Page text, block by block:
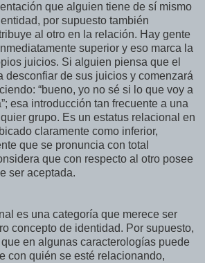
que alguien tiene de sí mismo
por supuesto también
al otro en la relación. Hay gente
superior y eso marca la
juicios. Si alguien piensa que el
desconfiar de sus juicios y comenzará
“bueno, yo no sé si lo que voy a
esa introducción tan frecuente a una
grupo. Es un estatus relacional en
claramente como inferior,
que se pronuncia con total
que con respecto al otro posee
ser aceptada.
es una categoría que merece ser
concepto de identidad. Por supuesto,
en algunas caracterologías puede
con quién se esté relacionando,